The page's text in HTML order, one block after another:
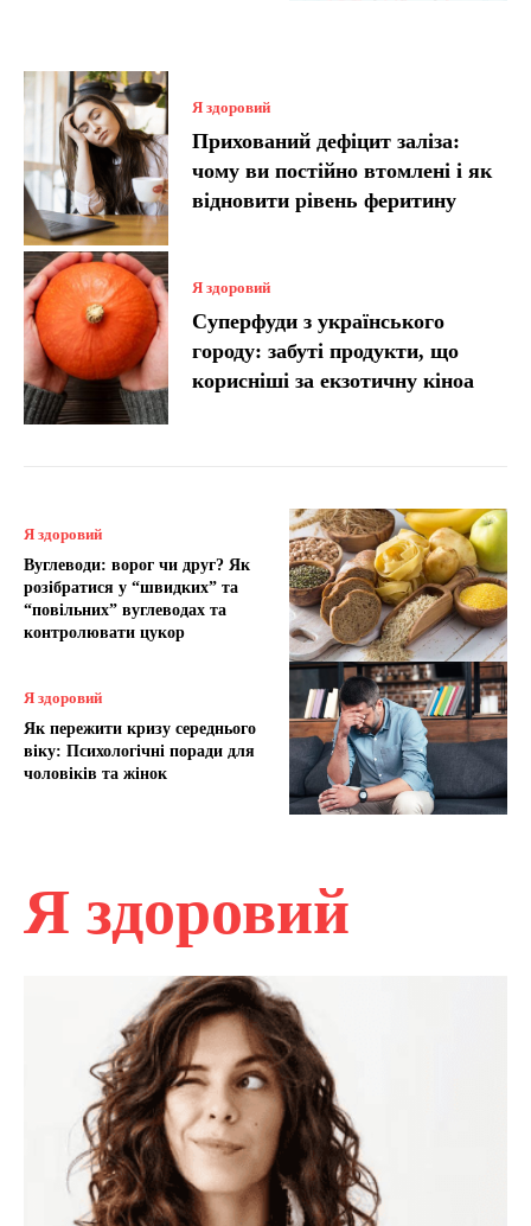
Я здоровий
Прихований дефіцит заліза:
чому ви постійно втомлені і як
відновити рівень феритину
Я здоровий
Суперфуди з українського
городу: забуті продукти, що
корисніші за екзотичну кіноа
Я здоровий
Вуглеводи: ворог чи друг? Як
розібратися у “швидких” та
“повільних” вуглеводах та
контролювати цукор
Я здоровий
Як пережити кризу середнього
віку: Психологічні поради для
чоловіків та жінок
Я здоровий